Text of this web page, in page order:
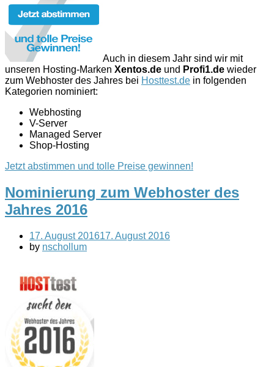
Auch in diesem Jahr sind wir mit
unseren Hosting-Marken Xentos.de und Profi1.de wieder
zum Webhoster des Jahres bei Hosttest.de in folgenden
Kategorien nominiert:
Webhosting
V-Server
Managed Server
Shop-Hosting
Jetzt abstimmen und tolle Preise gewinnen!
Nominierung zum Webhoster des
Jahres 2016
17. August 201617. August 2016
by nschollum